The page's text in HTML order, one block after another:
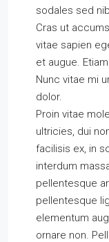
sodales sed
Cras ut
vitae sapien
et augue.
Nunc vitae mi
dolor.
Proin vitae
ultricies, dui
facilisis ex, in
interdum
pellentesque
pellentesque
elementum
ornare non.